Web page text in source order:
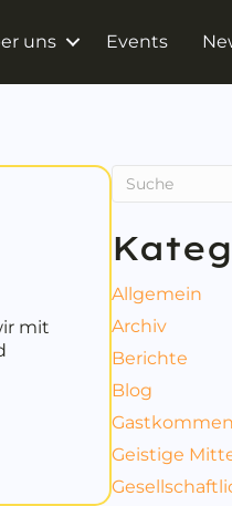
uns Events
mit
Seminar bei ARS
Allgemein
Archiv
Berichte
Blog
Geistige